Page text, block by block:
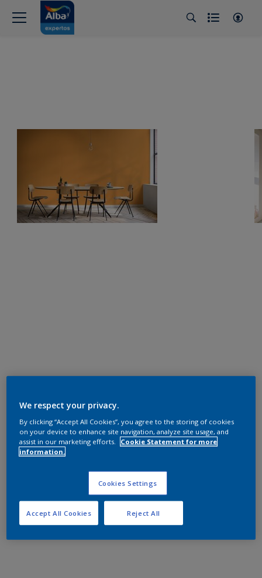
We respect your privacy.
By clicking “Accept All Cookies”, you agree to the storing of cookies
on your device to enhance site navigation, analyze site usage, and
assist in our marketing efforts.
Cookie Statement for more
information.
Cookies Settings
Reject All
Accept All Cookies